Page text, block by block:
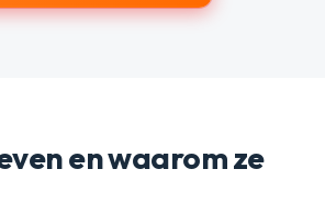
en waarom ze